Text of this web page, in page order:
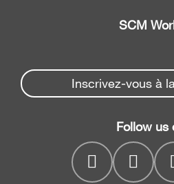
Pièces
Société
Scies à
SCM
Spare parts
myPortal
Inscrivez-vous à
Follow us